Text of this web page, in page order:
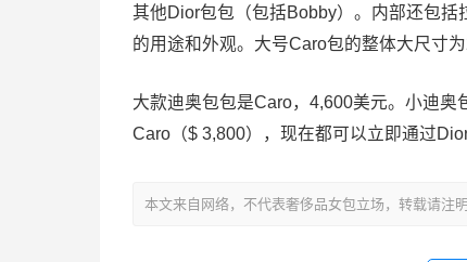
其他Dior包包（包括Bobby）。内部还包括
的用途和外观。大号Caro包的整体大尺寸
大款迪奥包包是Caro，4,600美元。小迪
Caro（$ 3,800），现在都可以立即通过
本文来自网络，不代表奢侈品女包立场，转载请注明